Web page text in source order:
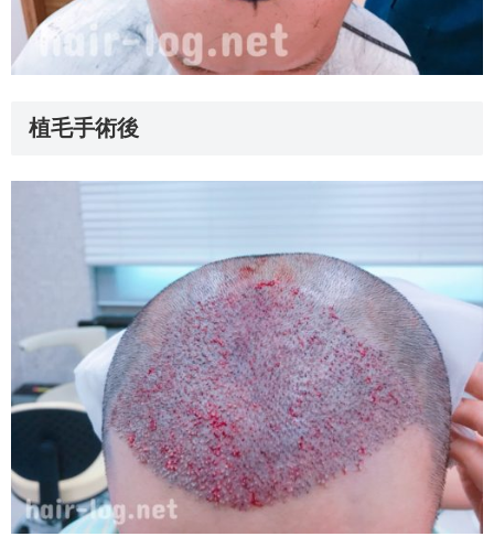
植毛手術後